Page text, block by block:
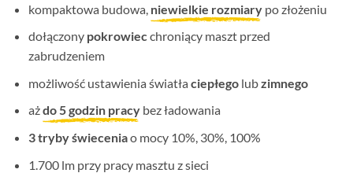
kompaktowa budowa, niewielkie rozmiarypo złożeniu
dołączony pokrowiecchroniący maszt przed
zabrudzeniem
możliwość ustawienia światła ciepłegolubzimnego
ażdo 5 godzin pracybez ładowania
3 tryby świeceniao mocy 10%, 30%, 100%
1.700 lm przy pracy masztu z sieci